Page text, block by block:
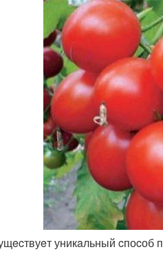
уникaльный cпоcоб